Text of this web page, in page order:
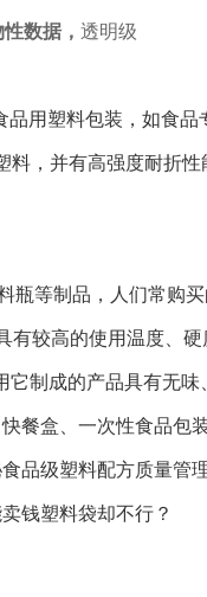
性数据， 透明级
品用塑料包装，如食
料，并有高强度耐折
瓶等制品，人们常购
有较高的使用温度、
制成的产品具有无
餐盒、一次性食品包
品级塑料配方质量管
钱塑料袋却不行？